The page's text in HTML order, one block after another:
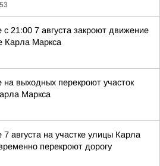
с 21:00 7 августа закроют движение
Карла Маркса
на выходных перекроют участок
Маркса
7 августа на участке улицы Карла
перекроют дорогу